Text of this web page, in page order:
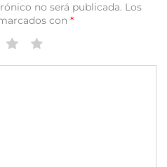
no será publicada. Los
con *